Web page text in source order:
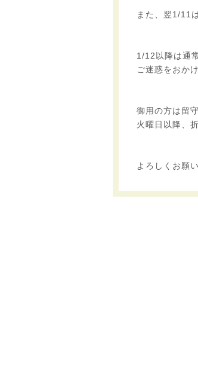
また、翌1/11
1/12以降は通
ご迷惑をおか
御用の方は留
火曜日以降、
よろしくお願